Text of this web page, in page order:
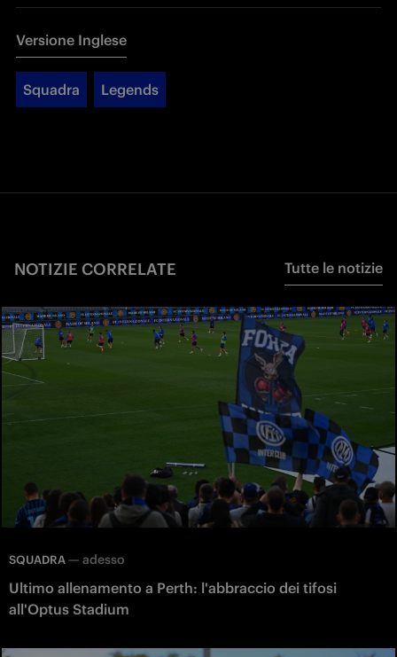
Versione Inglese
Squadra Legends
NOTIZIE CORRELATE Tutte le notizie
SQUADRA — adesso
Ultimo allenamento a Perth: l'abbraccio dei tifosi
all'Optus Stadium